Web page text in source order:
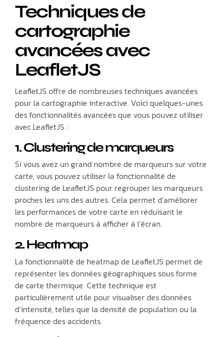
Techniques de
cartographie
avancées avec
LeafletJS
LeafletJS offre de nombreuses techniques avancées
pour la cartographie interactive. Voici quelques-unes
des fonctionnalités avancées que vous pouvez utiliser
avec LeafletJS :
1. Clustering de marqueurs
Si vous avez un grand nombre de marqueurs sur votre
carte, vous pouvez utiliser la fonctionnalité de
clustering de LeafletJS pour regrouper les marqueurs
proches les uns des autres. Cela permet d’améliorer
les performances de votre carte en réduisant le
nombre de marqueurs à afficher à l’écran.
2. Heatmap
La fonctionnalité de heatmap de LeafletJS permet de
représenter les données géographiques sous forme
de carte thermique. Cette technique est
particulièrement utile pour visualiser des données
d’intensité, telles que la densité de population ou la
fréquence des accidents.